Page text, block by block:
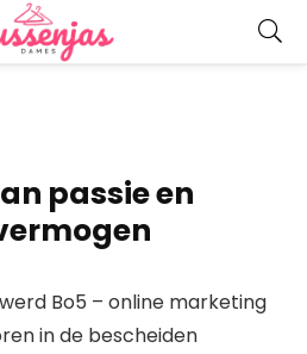
passie en
Bo5 – online marketing
in de bescheiden